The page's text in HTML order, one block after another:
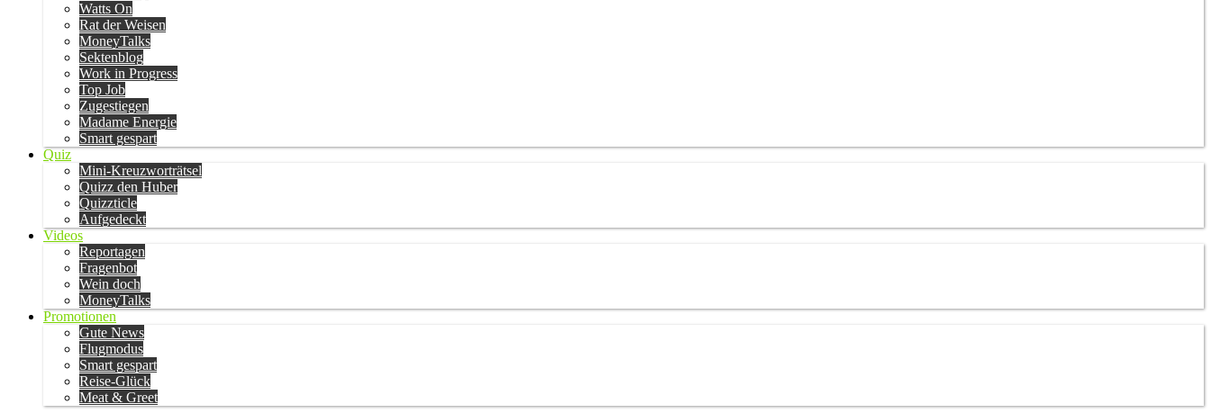
Watts On
Rat der Weisen
MoneyTalks
Sektenblog
Work in Progress
Top Job
Zugestiegen
Madame Energie
Smart gespart
Quiz
Mini-Kreuzworträtsel
Quizz den Huber
Quizzticle
Aufgedeckt
Videos
Reportagen
Fragenbot
Wein doch
MoneyTalks
Promotionen
Gute News
Flugmodus
Smart gespart
Reise-Glück
Meat & Greet